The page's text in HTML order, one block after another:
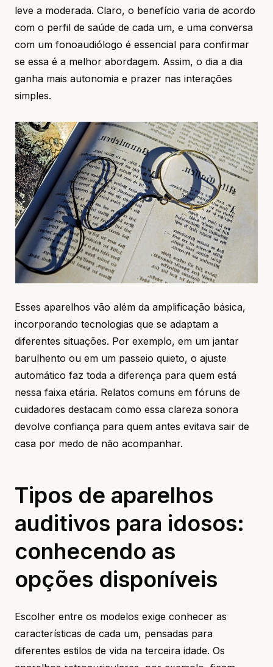
leve a moderada. Claro, o benefício varia de acordo
com o perfil de saúde de cada um, e uma conversa
com um fonoaudiólogo é essencial para confirmar
se essa é a melhor abordagem. Assim, o dia a dia
ganha mais autonomia e prazer nas interações
simples.
Esses aparelhos vão além da amplificação básica,
incorporando tecnologias que se adaptam a
diferentes situações. Por exemplo, em um jantar
barulhento ou em um passeio quieto, o ajuste
automático faz toda a diferença para quem está
nessa faixa etária. Relatos comuns em fóruns de
cuidadores destacam como essa clareza sonora
devolve confiança para quem antes evitava sair de
casa por medo de não acompanhar.
Tipos de aparelhos
auditivos para idosos:
conhecendo as
opções disponíveis
Escolher entre os modelos exige conhecer as
características de cada um, pensadas para
diferentes estilos de vida na terceira idade. Os